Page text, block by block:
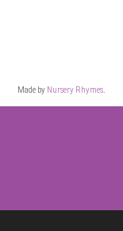
Made by Nursery Rhymes.